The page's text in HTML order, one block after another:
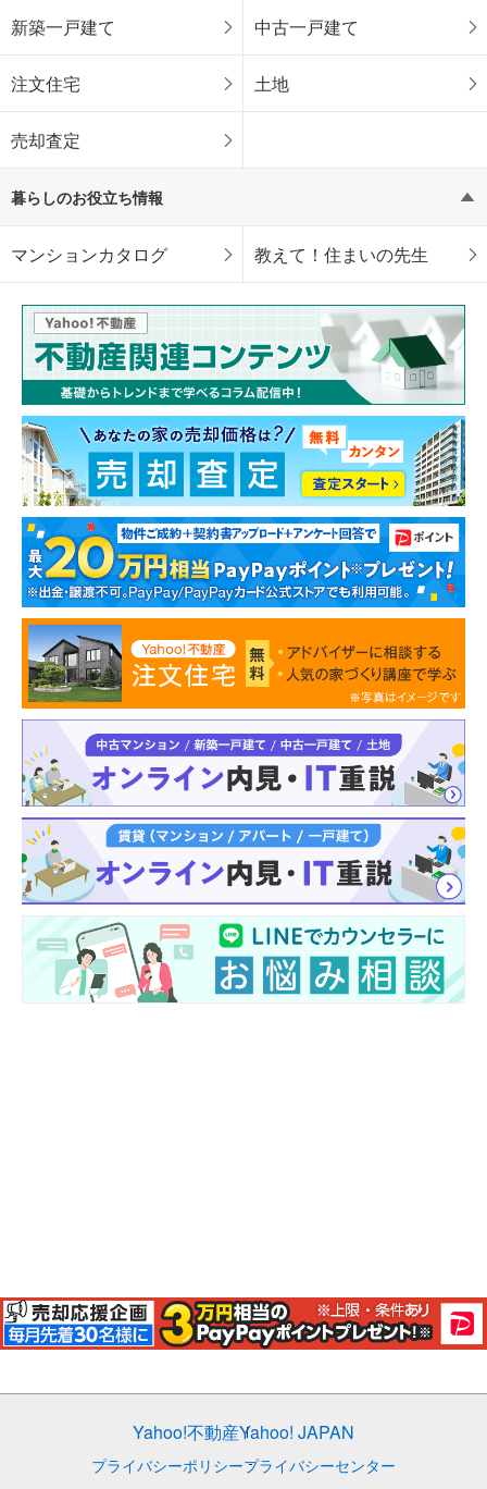
新築一戸建て 中古一戸建て
注文住宅 土地
売却査定
暮らしのお役立ち情報
マンションカタログ 教えて！住まいの先生
Yahoo!不動産Yahoo! JAPAN
プライバシーポリシープライバシーセンター